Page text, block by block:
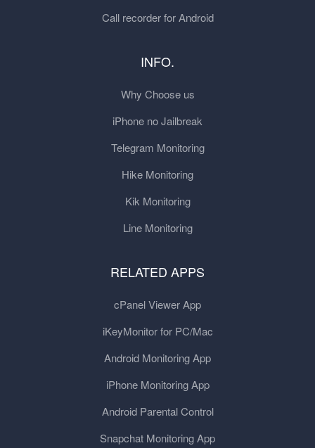
Call recorder for Android
INFO.
Why Choose us
iPhone no Jailbreak
Telegram Monitoring
Hike Monitoring
Kik Monitoring
Line Monitoring
RELATED APPS
cPanel Viewer App
iKeyMonitor for PC/Mac
Android Monitoring App
iPhone Monitoring App
Android Parental Control
Snapchat Monitoring App